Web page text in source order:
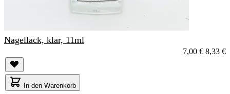
Nagellack, klar, 11ml
7,00 € 8,33 €
In den Warenkorb